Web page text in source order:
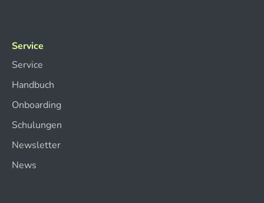
Service
Service
Handbuch
Onboarding
Schulungen
Newsletter
News